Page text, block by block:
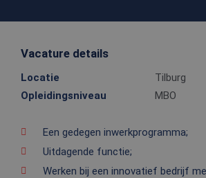
Vacature details
Locatie
Tilburg
Opleidingsniveau
MBO
Een gedegen inwerkprogramma;
Uitdagende functie;
Werken bij een innovatief bedrijf